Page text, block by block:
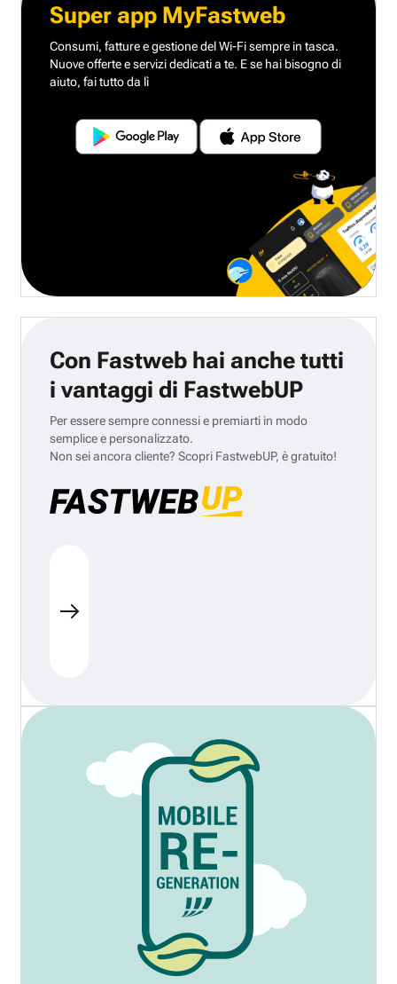
Super app MyFastweb
Consumi, fatture e gestione del Wi-Fi sempre in tasca.
Nuove offerte e servizi dedicati a te. E se hai bisogno di
aiuto, fai tutto da lì
Con Fastweb hai anche tutti
i vantaggi di FastwebUP
Per essere sempre connessi e premiarti in modo
semplice e personalizzato.
Non sei ancora cliente? Scopri FastwebUP, è gratuito!